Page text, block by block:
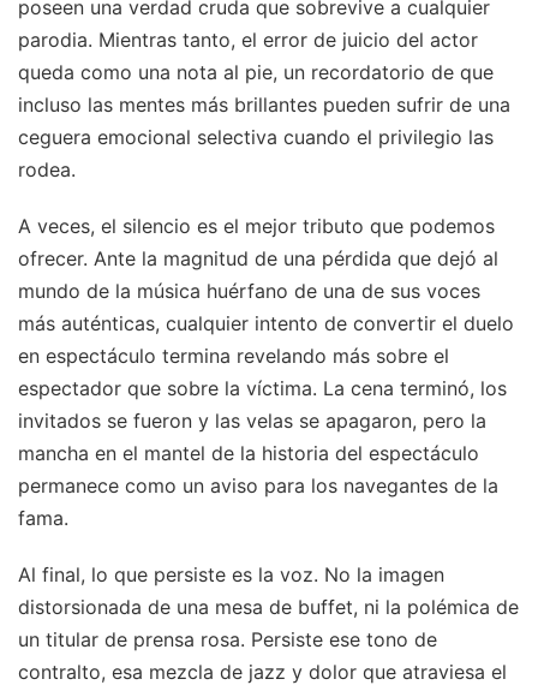
poseen una verdad cruda que sobrevive a cualquier
parodia. Mientras tanto, el error de juicio del actor
queda como una nota al pie, un recordatorio de que
incluso las mentes más brillantes pueden sufrir de una
ceguera emocional selectiva cuando el privilegio las
rodea.
A veces, el silencio es el mejor tributo que podemos
ofrecer. Ante la magnitud de una pérdida que dejó al
mundo de la música huérfano de una de sus voces
más auténticas, cualquier intento de convertir el duelo
en espectáculo termina revelando más sobre el
espectador que sobre la víctima. La cena terminó, los
invitados se fueron y las velas se apagaron, pero la
mancha en el mantel de la historia del espectáculo
permanece como un aviso para los navegantes de la
fama.
Al final, lo que persiste es la voz. No la imagen
distorsionada de una mesa de buffet, ni la polémica de
un titular de prensa rosa. Persiste ese tono de
contralto, esa mezcla de jazz y dolor que atraviesa el